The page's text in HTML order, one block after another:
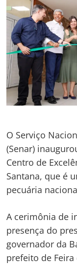
O Serviço
(Senar)
Centro de
Santana, que é
pecuária
A cerimônia de
presença do
governador da
prefeito de Feira